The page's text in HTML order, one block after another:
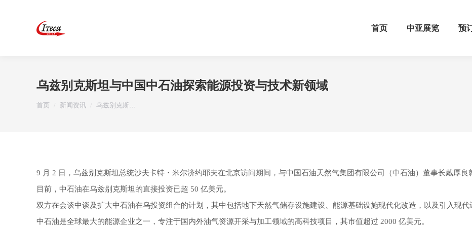
首页 中亚展览 预
乌兹别克斯坦与中国中石油探索能源投资与技术新领域
首页 新闻资讯 乌兹别克斯…
9 月 2 日，乌兹别克斯坦总统沙夫卡特・米尔济约耶夫在北京访问期间，与中国石油天然气集团有限公司（中石油）董事长戴厚良
目前，中石油在乌兹别克斯坦的直接投资已超 50 亿美元。
双方在会谈中谈及扩大中石油在乌投资组合的计划，其中包括地下天然气储存设施建设、能源基础设施现代化改造，以及引入现代
中石油是全球最大的能源企业之一，专注于国内外油气资源开采与加工领域的高科技项目，其市值超过 2000 亿美元。